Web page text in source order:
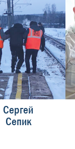
Сергей
Сепик